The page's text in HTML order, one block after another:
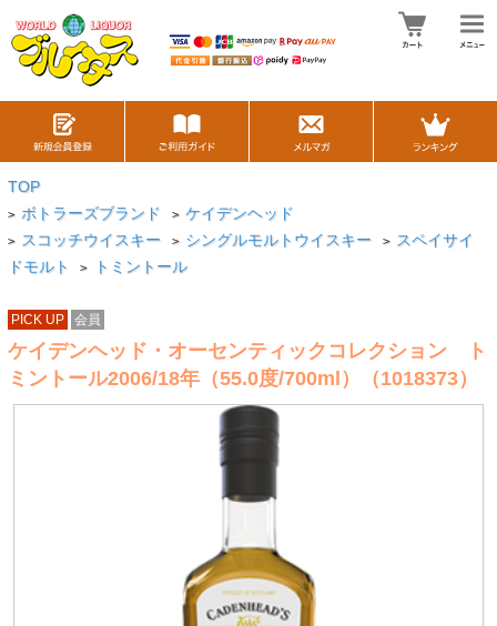
TOP
> ボトラーズブランド > ケイデンヘッド
> スコッチウイスキー > シングルモルトウイスキー > スペイサイ
ドモルト
> トミントール
PICK UP 会員
ケイデンヘッド・オーセンティックコレクション ト
ミントール2006/18年（55.0度/700ml）（1018373）